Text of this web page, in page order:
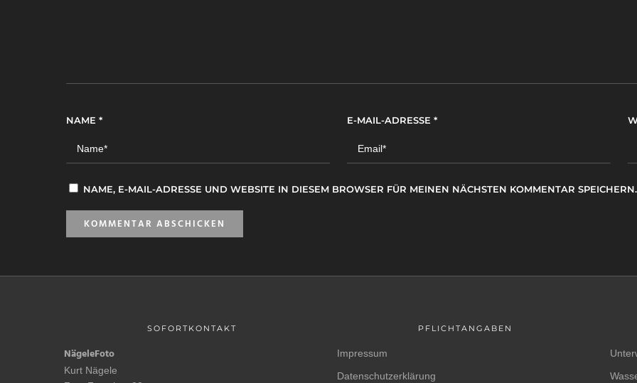
NAME * E-MAIL-ADRESSE *
NAME, E-MAIL-ADRESSE UND WEBSITE IN DIESEM BROWSER FÜR MEINEN NÄCHSTEN KOMMENTAR SPEICHERN.
SOFORTKONTAKT
NägeleFoto
Kurt Nägele
PFLICHTANGABEN
Impressum
Datenschutzerklärung